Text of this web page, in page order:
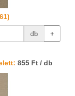
db +
855 Ft / db